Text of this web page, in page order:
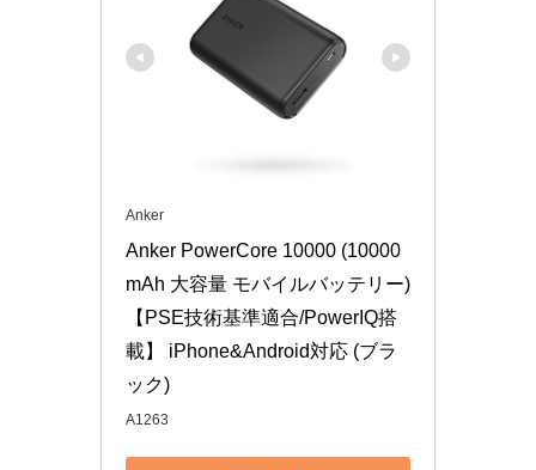
Anker
Anker PowerCore 10000 (10000
mAh 大容量 モバイルバッテリー)
【PSE技術基準適合/PowerIQ搭
載】 iPhone&Android対応 (ブラ
ック)
A1263